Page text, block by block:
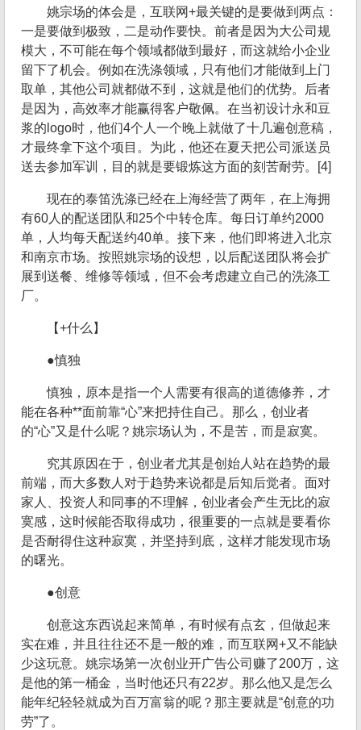
姚宗场的体会是，互联网+最关键的是要做到两点：
一是要做到极致，二是动作要快。前者是因为大公司规
模大，不可能在每个领域都做到最好，而这就给小企业
留下了机会。例如在洗涤领域，只有他们才能做到上门
取单，其他公司就都做不到，这就是他们的优势。后者
是因为，高效率才能赢得客户敬佩。在当初设计永和豆
浆的logo时，他们4个人一个晚上就做了十几遍创意稿，
才最终拿下这个项目。为此，他还在夏天把公司派送员
送去参加军训，目的就是要锻炼这方面的刻苦耐劳。[4]
现在的泰笛洗涤已经在上海经营了两年，在上海拥
有60人的配送团队和25个中转仓库。每日订单约2000
单，人均每天配送约40单。接下来，他们即将进入北京
和南京市场。按照姚宗场的设想，以后配送团队将会扩
展到送餐、维修等领域，但不会考虑建立自己的洗涤工
厂。
【+什么】
●慎独
慎独，原本是指一个人需要有很高的道德修养，才
能在各种**面前靠“心”来把持住自己。那么，创业者
的“心”又是什么呢？姚宗场认为，不是苦，而是寂寞。
究其原因在于，创业者尤其是创始人站在趋势的最
前端，而大多数人对于趋势来说都是后知后觉者。面对
家人、投资人和同事的不理解，创业者会产生无比的寂
寞感，这时候能否取得成功，很重要的一点就是要看你
是否耐得住这种寂寞，并坚持到底，这样才能发现市场
的曙光。
●创意
创意这东西说起来简单，有时候有点玄，但做起来
实在难，并且往往还不是一般的难，而互联网+又不能缺
少这玩意。姚宗场第一次创业开广告公司赚了200万，这
是他的第一桶金，当时他还只有22岁。那么他又是怎么
能年纪轻轻就成为百万富翁的呢？那主要就是“创意的功
劳”了。